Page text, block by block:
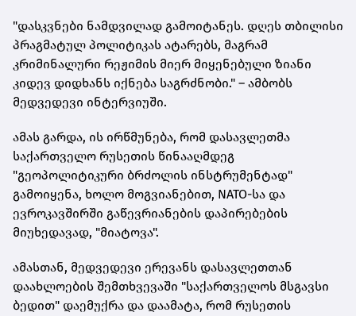
"დასკვნები ნამდვილად გამოიტანეს. დღეს თბილისი
პრაგმატულ პოლიტიკას ატარებს, მაგრამ
კრიმინალური რეჟიმის მიერ მიყენებული ზიანი
კიდევ დიდხანს იქნება საგრძნობი." – ამბობს
მედვედევი ინტერვიუში.
ამას გარდა, ის ირწმუნება, რომ დასავლეთმა
საქართველო რუსეთის წინააღმდეგ
"გეოპოლიტიკური ბრძოლის ინსტრუმენტად"
გამოიყენა, ხოლო მოგვიანებით, NATO-სა და
ევროკავშირში გაწევრიანების დაპირებების
მიუხედავად, "მიატოვა".
ამასთან, მედვედევი ერევანს დასავლეთთან
დაახლოების შემთხვევაში "საქართველოს მსგავსი
ბედით" დაემუქრა და დაამატა, რომ რუსეთის